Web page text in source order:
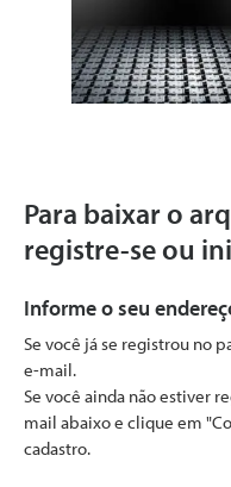
Para baixar o
registre-se ou
Informe o seu
Se você já se registrou no
e-mail.
Se você ainda não estiver
mail abaixo e clique em
cadastro.